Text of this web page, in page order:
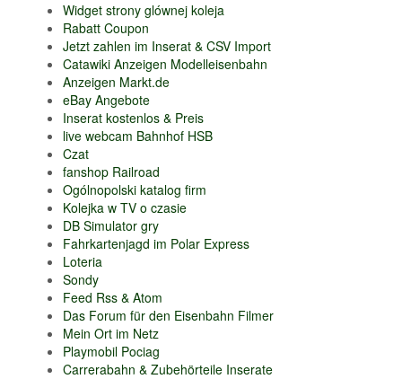
Widget strony glównej koleja
Rabatt Coupon
Jetzt zahlen im Inserat & CSV Import
Catawiki Anzeigen Modelleisenbahn
Anzeigen Markt.de
eBay Angebote
Inserat kostenlos & Preis
live webcam Bahnhof HSB
Czat
fanshop Railroad
Ogólnopolski katalog firm
Kolejka w TV o czasie
DB Simulator gry
Fahrkartenjagd im Polar Express
Loteria
Sondy
Feed Rss & Atom
Das Forum für den Eisenbahn Filmer
Mein Ort im Netz
Playmobil Pociag
Carrerabahn & Zubehörteile Inserate